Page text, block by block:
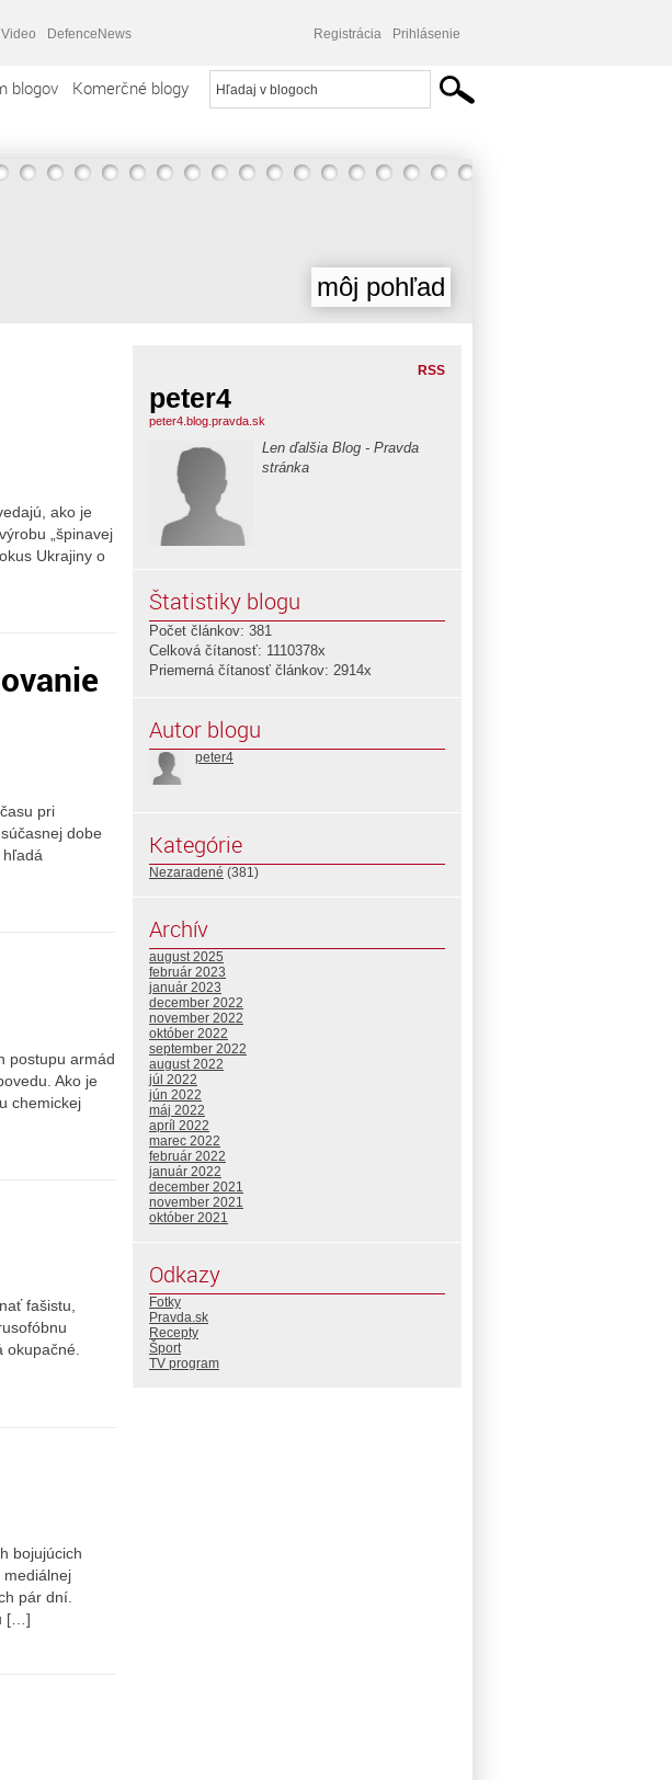
Video DefenceNews Registrácia Prihlásenie
blogov Komerčné blogy
môj pohľad
ako je
„špinavej
Ukrajiny o
pri
dobe
postupu armád
Ako je
chemickej
fašistu,
okupačné.
bojujúcich
mediálnej
pár dní.
[…]
RSS
peter4
peter4.blog.pravda.sk
Len ďalšia Blog - Pravda
stránka
Štatistiky blogu
Počet článkov: 381
Celková čítanosť: 1110378x
Priemerná čítanosť článkov: 2914x
Autor blogu
peter4
Kategórie
Nezaradené (381)
Archív
august 2025
február 2023
január 2023
december 2022
november 2022
október 2022
september 2022
august 2022
júl 2022
jún 2022
máj 2022
apríl 2022
marec 2022
február 2022
január 2022
december 2021
november 2021
október 2021
Odkazy
Fotky
Pravda.sk
Recepty
Šport
TV program